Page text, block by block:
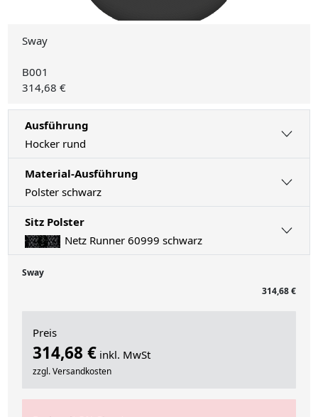
Sway
B001
314,68 €
Ausführung
Hocker rund
Material-Ausführung
Polster schwarz
Sitz Polster
Netz Runner 60999 schwarz
Sway
314,68 €
Preis
314,68 € inkl. MwSt
zzgl. Versandkosten